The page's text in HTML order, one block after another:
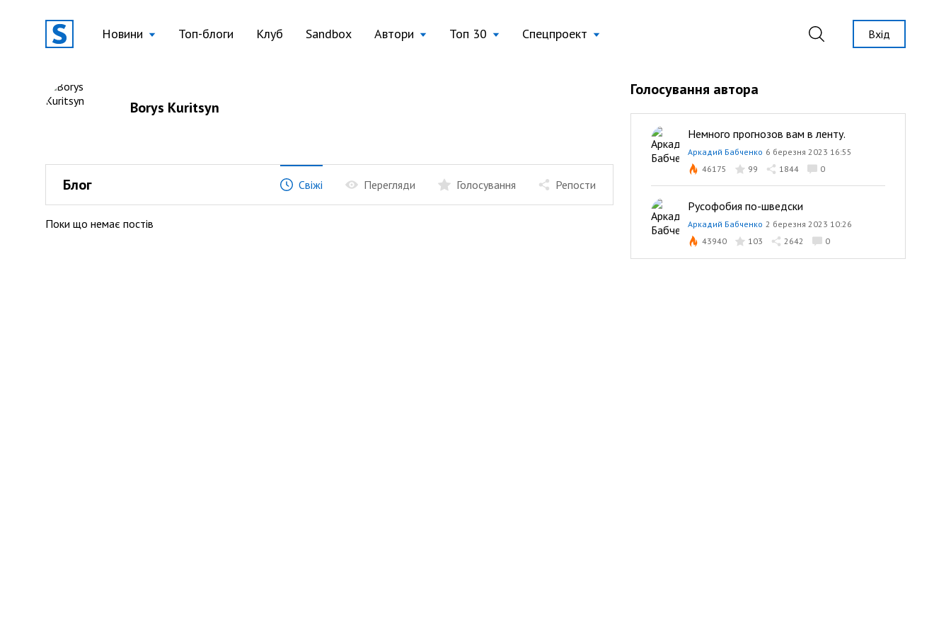
Новини Топ-блоги Клуб Sandbox Автори Топ 30 Спецпроект Вхід
Borys Kuritsyn
Блог Свіжі Перегляди Голосування Репости
Поки що немає постів
Голосування автора
Немного прогнозов вам в ленту.
Аркадий Бабченко 6 березня 2023 16:55
46175
99 1844 0
Русофобия по-шведски
Аркадий Бабченко 2 березня 2023 10:26
43940
103 2642 0